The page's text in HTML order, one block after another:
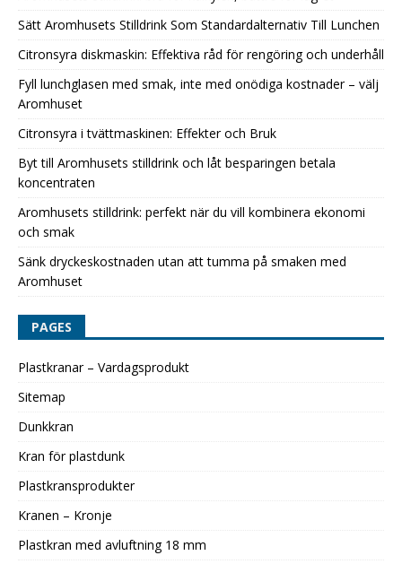
Sätt Aromhusets Stilldrink Som Standardalternativ Till Lunchen
Citronsyra diskmaskin: Effektiva råd för rengöring och underhåll
Fyll lunchglasen med smak, inte med onödiga kostnader – välj
Aromhuset
Citronsyra i tvättmaskinen: Effekter och Bruk
Byt till Aromhusets stilldrink och låt besparingen betala
koncentraten
Aromhusets stilldrink: perfekt när du vill kombinera ekonomi
och smak
Sänk dryckeskostnaden utan att tumma på smaken med
Aromhuset
PAGES
Plastkranar – Vardagsprodukt
Sitemap
Dunkkran
Kran för plastdunk
Plastkransprodukter
Kranen – Kronje
Plastkran med avluftning 18 mm